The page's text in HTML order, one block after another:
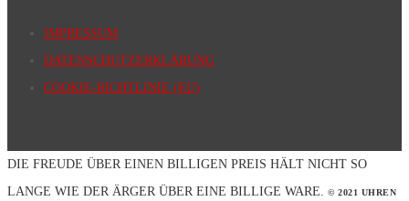
IMPRESSUM
DATENSCHUTZERKLÄRUNG
COOKIE-RICHTLINIE (EU)
DIE FREUDE ÜBER EINEN BILLIGEN PREIS HÄLT NICHT SO
LANGE WIE DER ÄRGER ÜBER EINE BILLIGE WARE.
© 2021 UHREN